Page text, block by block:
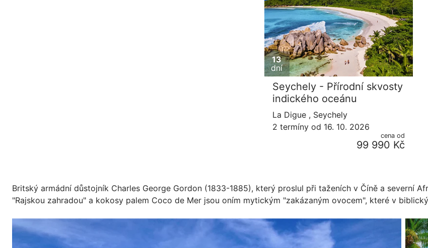
13
dní
Seychely - Přírodní skvosty
indického oceánu
La Digue , Seychely
2 termínyod 16. 10. 2026
cena od
99 990 Kč
Britský armádní důstojník Charles George Gordon (1833-1885), který proslul při taženích v Číně a severní
"Rajskou zahradou" a kokosy palem Coco de Mer jsou oním mytickým "zakázaným ovocem", které v